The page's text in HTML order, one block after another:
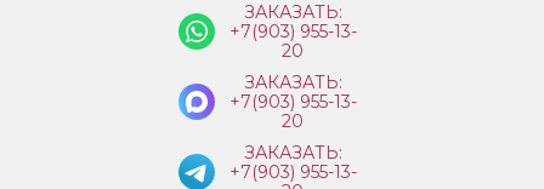
ЗАКАЗАТЬ:
+7(903) 955-13-
20
ЗАКАЗАТЬ:
+7(903) 955-13-
20
ЗАКАЗАТЬ:
+7(903) 955-13-